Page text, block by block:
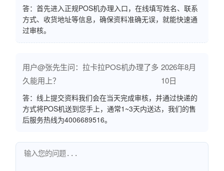
答：首先进入正规POS机办理入口，在线填写姓名、联系
方式、收货地址等信息，确保资料准确无误，就能快速通
过审核。
用户@张先生问：拉卡拉POS机办理了多
久能用上？
2026年8月
10日
答：线上提交资料我们会在当天完成审核，并通过快递的
方式将POS机送到您手上，通常1~3天内送达，我们的售
后服务热线为4006689516。